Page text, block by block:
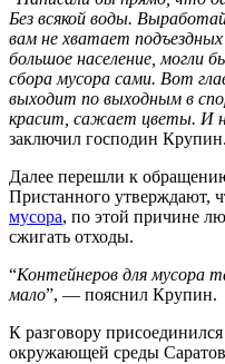
Без всякой воды.
вам не хватает
большое население, могли
сбора мусора сами. Вот
выходит по выходным в
красит, сажает цветы. И
заключил господин Крупин.
Далее перешли к
Пристанного утверждают,
мусора, по этой причине
сжигать отходы.
“Контейнеров для мусора
мало”, — пояснил Крупин.
К разговору
окружающей среды